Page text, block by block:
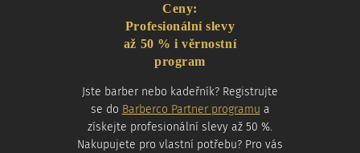
Ceny:
Profesionální slevy
až 50 % i věrnostní
program
Jste barber nebo kadeřník? Registrujte
se do Barberco Partner programu a
získejte profesionální slevy až 50 %.
Nakupujete pro vlastní potřebu? Pro vás